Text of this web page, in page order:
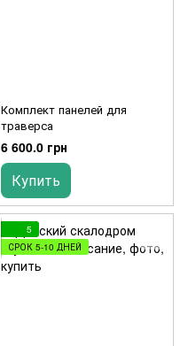
Комплект панелей для
траверса
6 600.0 грн
Купить
5
СРОК 5-10 ДНЕЙ